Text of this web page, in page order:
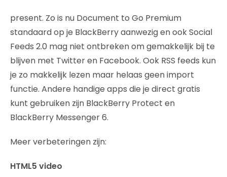
present. Zo is nu Document to Go Premium
standaard op je BlackBerry aanwezig en ook Social
Feeds 2.0 mag niet ontbreken om gemakkelijk bij te
blijven met Twitter en Facebook. Ook RSS feeds kun
je zo makkelijk lezen maar helaas geen import
functie. Andere handige apps die je direct gratis
kunt gebruiken zijn BlackBerry Protect en
BlackBerry Messenger 6.
Meer verbeteringen zijn:
HTML5 video